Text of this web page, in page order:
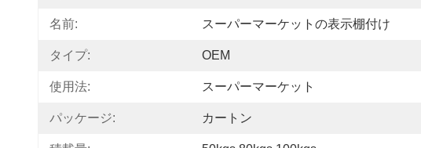
名前: スーパーマーケットの表示棚付け
タイプ: OEM
使用法: スーパーマーケット
パッケージ: カートン